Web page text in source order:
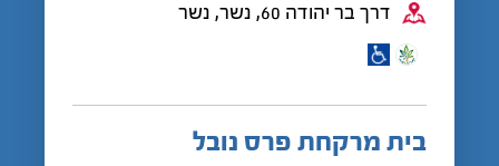
דרך בר יהודה 60, נשר, נשר
בית מרקחת פרס נובל